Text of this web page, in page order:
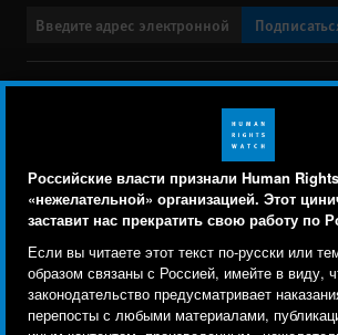
Российские власти признали Human
«нежелательной» организацией. Этот
заставит нас прекратить свою работу по
Если вы читаете этот текст по-русски или
образом связаны с Россией, имейте в виду,
законодательство предусматривает
перепосты с любыми материалами,
Свяжитесь с нами
menu
Заявление о политике
Text Version
© 2026 Human Rights Watch
Human Rights Watch| 350 Fifth Avenue, 34th
Human Rights Watch cookie
Мы используем файлы cookie,
отслеживания и сторонние
инструменты, чтобы лучше понять,